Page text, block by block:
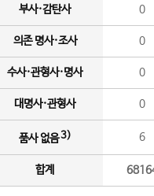
부사·감탄사 0
의존 명사·조사 0
수사·관형사·명사 0
대명사·관형사 0
품사 없음3) 6
합계